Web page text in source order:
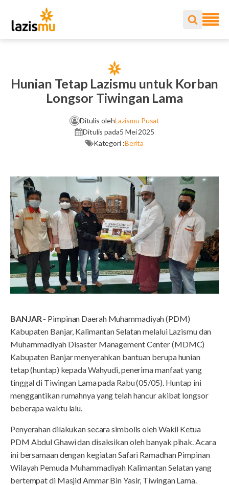
Hunian Tetap Lazismu untuk Korban
Longsor Tiwingan Lama
Ditulis olehLazismu Pusat
Ditulis pada5 Mei 2025
Kategori :Berita
BANJAR - Pimpinan Daerah Muhammadiyah (PDM)
Kabupaten Banjar, Kalimantan Selatan melalui Lazismu dan
Muhammadiyah Disaster Management Center (MDMC)
Kabupaten Banjar menyerahkan bantuan berupa hunian
tetap (huntap) kepada Wahyudi, penerima manfaat yang
tinggal di Tiwingan Lama pada Rabu (05/05). Huntap ini
menggantikan rumahnya yang telah hancur akibat longsor
beberapa waktu lalu.
Penyerahan dilakukan secara simbolis oleh Wakil Ketua
PDM Abdul Ghawi dan disaksikan oleh banyak pihak. Acara
ini bersamaan dengan kegiatan Safari Ramadhan Pimpinan
Wilayah Pemuda Muhammadiyah Kalimantan Selatan yang
bertempat di Masjid Ammar Bin Yasir, Tiwingan Lama.